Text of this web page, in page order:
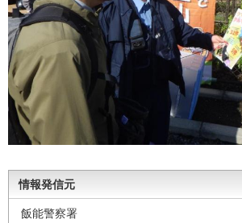
情報発信元
飯能警察署